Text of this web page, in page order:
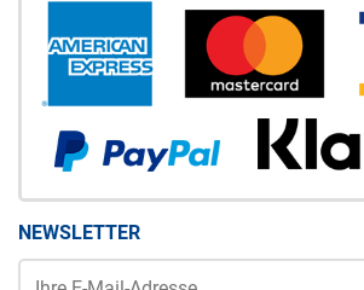
NEWSLETTER